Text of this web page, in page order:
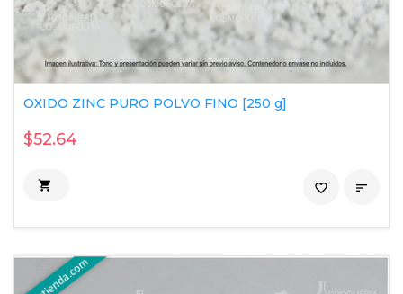
OXIDO ZINC PURO POLVO FINO [250 g]
$52.64
 
favorite_border